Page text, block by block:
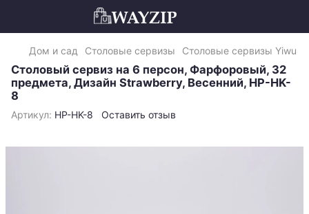
Дом и сад Столовые сервизы Столовые сервизы Yiwu
Столовый сервиз на 6 персон, Фарфоровый, 32
предмета, Дизайн Strawberry, Весенний, HP-HK-
8
Артикул: HP-HK-8 Оставить отзыв